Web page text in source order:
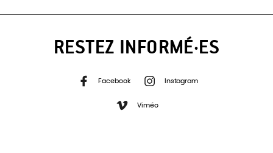
RESTEZ INFORMÉ·ES
Facebook Instagram
Viméo